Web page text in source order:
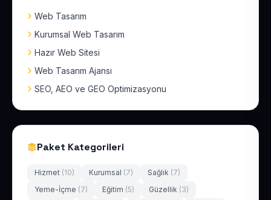
Web Tasarım
Kurumsal Web Tasarım
Hazır Web Sitesi
Web Tasarım Ajansı
SEO, AEO ve GEO Optimizasyonu
Paket Kategorileri
Hizmet (10) Kurumsal (7) Sağlık (7)
Yeme-İçme (7) Eğitim (5) Güzellik (3)